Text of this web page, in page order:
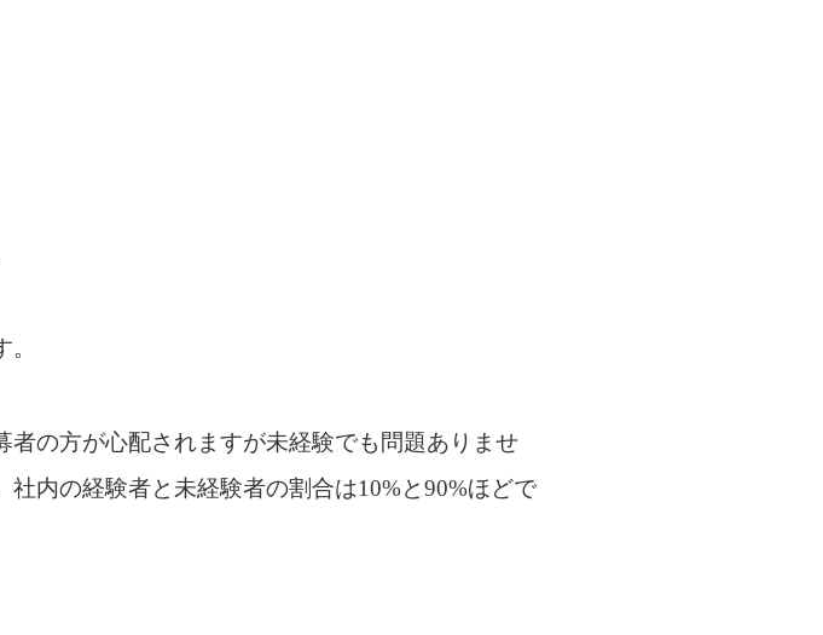
の方が心配されますが未経験でも問題ありませ
内の経験者と未経験者の割合は10%と90%ほどで